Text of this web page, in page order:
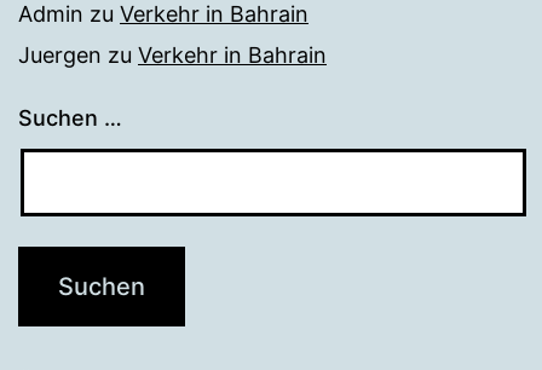
Admin zu Verkehr in Bahrain
Juergen zu Verkehr in Bahrain
Suchen …